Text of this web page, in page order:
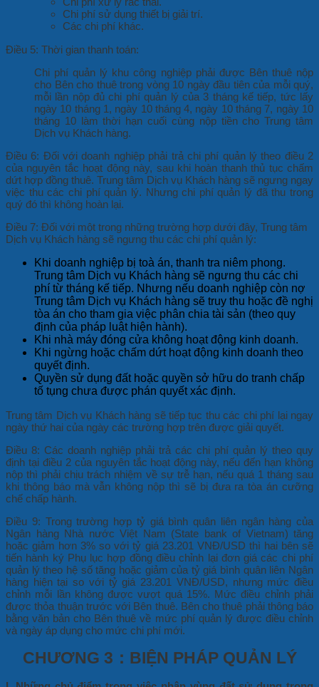
Chi phí sử dụng thiết bị giải trí.
Các chi phí khác.
Điều 5: Thời gian thanh toán:
Chi phí quản lý khu công nghiệp phải được Bên thuê nộp
cho Bên cho thuê trong vòng 10 ngày đầu tiên của mỗi quý,
mỗi lần nộp đủ chi phí quản lý của 3 tháng kế tiếp, tức lấy
ngày 10 tháng 1, ngày 10 tháng 4, ngày 10 tháng 7, ngày 10
tháng 10 làm thời hạn cuối cùng nộp tiền cho Trung tâm
Dịch vụ Khách hàng.
Điều 6: Đối với doanh nghiệp phải trả chi phí quản lý theo điều 2
của nguyên tắc hoạt động này, sau khi hoàn thanh thủ tục chấm
dứt hợp đồng thuê. Trung tâm Dịch vụ Khách hàng sẽ ngưng ngay
việc thu các chi phí quản lý. Nhưng chi phí quản lý đã thu trong
quý đó thì không hoàn lại.
Điều 7: Đối với một trong những trường hợp dưới đây, Trung tâm
Dịch vụ Khách hàng sẽ ngưng thu các chi phí quản lý:
Khi doanh nghiệp bị toà án, thanh tra niêm phong.
Trung tâm Dịch vụ Khách hàng sẽ ngưng thu các chi
phí từ tháng kế tiếp. Nhưng nếu doanh nghiệp còn nợ
Trung tâm Dịch vụ Khách hàng sẽ truy thu hoặc đề nghị
tòa án cho tham gia việc phân chia tài sản (theo quy
định của pháp luật hiện hành).
Khi nhà máy đóng cửa không hoạt động kinh doanh.
Khi ngừng hoặc chấm dứt hoạt động kinh doanh theo
quyết định.
Quyền sử dụng đất hoặc quyền sở hữu do tranh chấp
tố tụng chưa được phán quyết xác định.
Trung tâm Dịch vụ Khách hàng sẽ tiếp tục thu các chi phí lại ngay
ngày thứ hai của ngày các trường hợp trên được giải quyết.
Điều 8: Các doanh nghiệp phải trả các chi phí quản lý theo quy
định tại điều 2 của nguyên tắc hoạt động này, nếu đến hạn không
nộp thì phải chịu trách nhiệm về sự trễ hạn, nếu quá 1 tháng sau
khi thông báo mà vẫn không nộp thì sẽ bị đưa ra tòa án cưỡng
chế chấp hành.
Điều 9: Trong trường hợp tỷ giá bình quân liên ngân hàng của
Ngân hàng Nhà nước Việt Nam (State bank of Vietnam) tăng
hoặc giảm hơn 3% so với tỷ giá 23.201 VNĐ/USD thì hai bên sẽ
tiến hành ký Phụ lục hợp đồng điều chỉnh lại đơn giá các chi phí
quản lý theo hệ số tăng hoặc giảm của tỷ giá bình quân liên Ngân
hàng hiện tại so với tỷ giá 23.201 VNĐ/USD, nhưng mức điều
chỉnh mỗi lần không được vượt quá 15%. Mức điều chỉnh phải
được thỏa thuận trước với Bên thuê. Bên cho thuê phải thông báo
bằng văn bản cho Bên thuê về mức phí quản lý được điều chỉnh
và ngày áp dụng cho mức chi phí mới.
CHƯƠNG 3 ： BIỆN PHÁP QUẢN LÝ